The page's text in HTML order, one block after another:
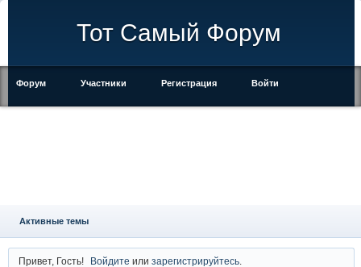
Тот Самый Форум
Форум Участники Регистрация Войти
Активные темы
Привет, Гость! Войдите илизарегистрируйтесь